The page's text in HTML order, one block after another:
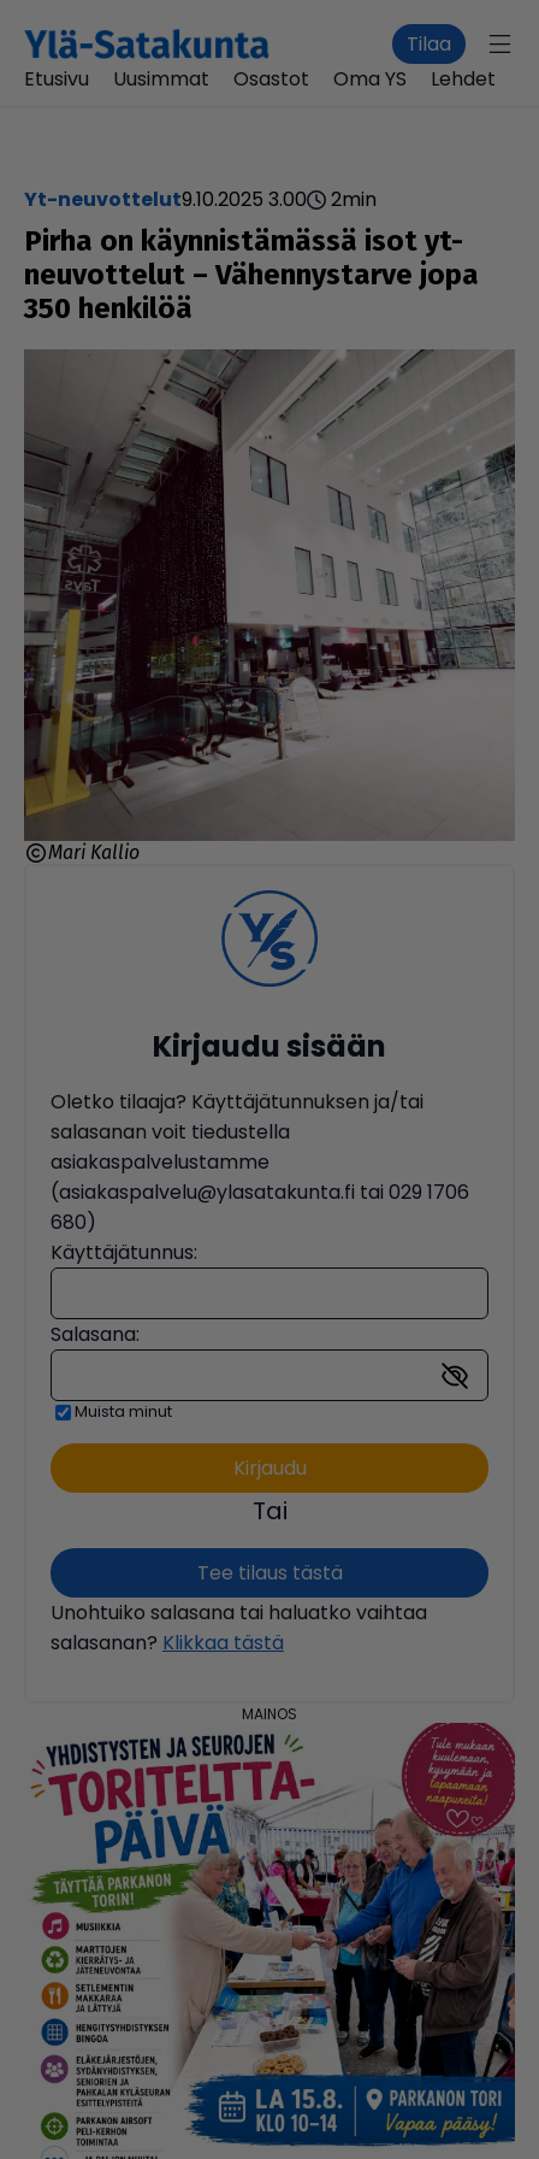
Tilaa
Etusivu
Uusimmat Osastot Oma YS Lehdet
yt-neuvottelut9.10.2025 3.00 2min
Pirha on käyn­nis­tä­mässä isot yt-
neu­vot­te­lut – Vähen­nys­tarve jopa
350 henkilöä
Mari Kallio
Kirjaudu sisään
Oletko tilaaja? Käyttäjätunnuksen ja/tai
salasanan voit tiedustella
asiakaspalvelustamme
(asiakaspalvelu@ylasatakunta.fi tai 029 1706
680)
Käyttäjätunnus:
Salasana:
Muista minut
Tai
Tee tilaus tästä
Unohtuiko salasana tai haluatko vaihtaa
salasanan? Klikkaa tästä